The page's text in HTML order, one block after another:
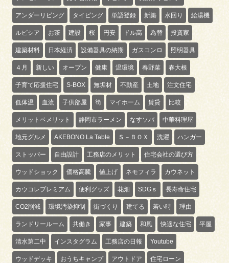
アンダーリビング タイピング 単語登録 新築 水回り 給湯機
ルピシア お茶 建設 桜 円安 ドル高 為替 投資家
建築材料 日本経済 設備器具の納期 ガスコンロ 照明器具
４月 新しい オープン 健康 温環境 春野菜 春大根
子育て応援住宅 S-BOX 無垢材 不動産 土地 注文住宅
低体温 血流 子供部屋 筍 マイホーム 賃貸 比較
メリットベメリット 静岡市ラーメン なすソバ 中華料理屋
地元グルメ AKEBONO La Table Ｓ－ＢＯＸ 洗濯 ハンガー
ストッパー 自由設計 工務店のメリット 住宅会社の選び方
ウッドショック 価格高騰 値上げ ネモフィラ カウネット
カウコレプレミアム 便利グッズ 花畑 SDGｓ 長寿命住宅
CO2削減 環境汚染抑制 街づくり 建てる 若い時 理由
ランドリールーム 共働き 家事 建築 和風 快適な住宅 平屋
清水第二中 インスタグラム 工務店の日報 Youtube
ウッドデッキ おうちキャンプ アウトドア 住宅ローン